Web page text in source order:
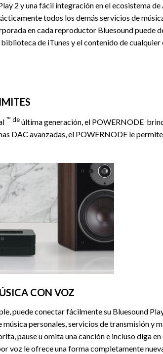
2 y una fácil integración en el ecosistema
todos los demás servicios de
en cada reproductor Bluesound puede
de iTunes y el contenido de
™ deúltima generación, el POWERNODE
DAC avanzadas, el POWERNODE le
CON VOZ
puede conectar fácilmente su Bluesound
personales, servicios de transmisión y
pause u omita una canción e incluso diga
voz le ofrece una forma completamente